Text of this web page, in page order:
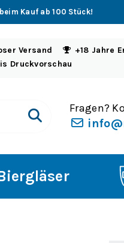
Kauf ab 100 Stück!
Versand
+18 Jahre
Druckvorschau
Fragen?